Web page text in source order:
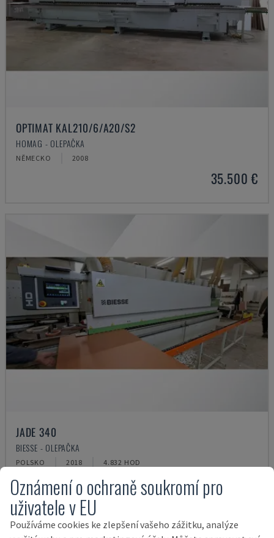
OPTIMAT KAL210/6/A20/S2
HOMAG - OLEPAČKA
NĚMECKO 2008
35.500 €
JADE 340
BIESSE - OLEPAČKA
POLSKO 2018 4.832 HOD
27.000 €
Oznámení o ochraně soukromí pro
uživatele v EU
Používáme cookies ke zlepšení vašeho zážitku, analýze